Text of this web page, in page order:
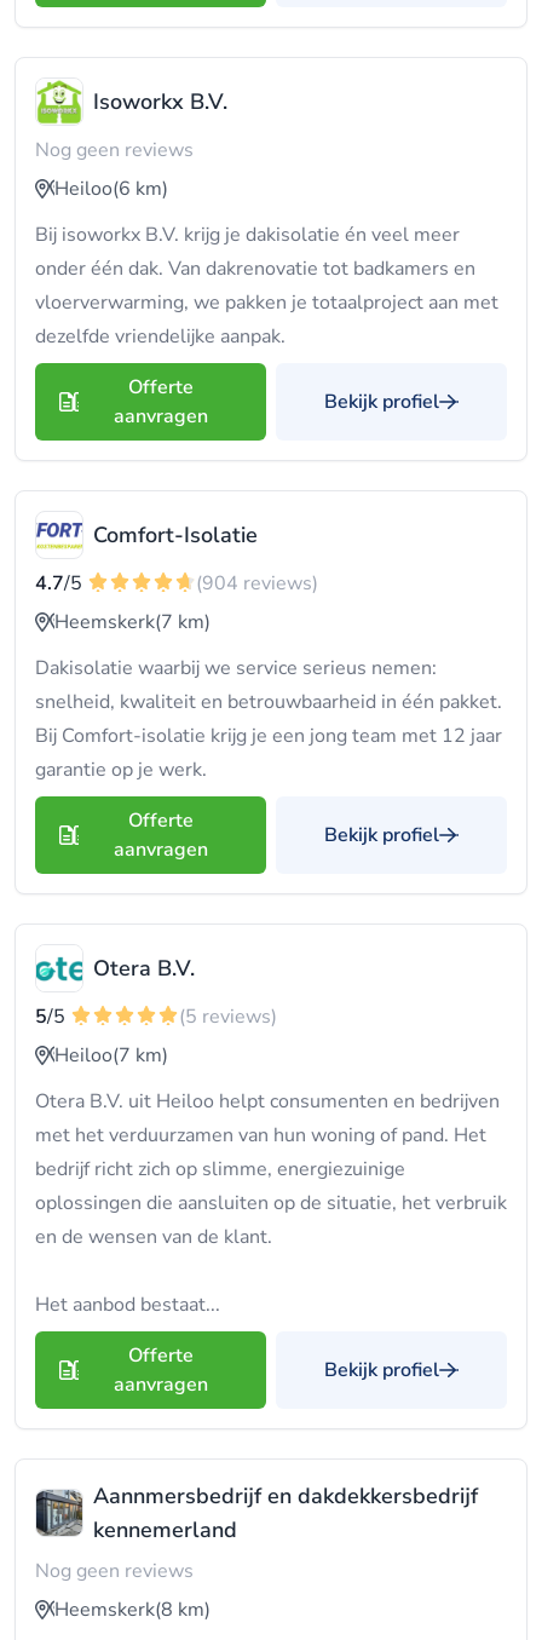
Isoworkx B.V.
Nog geen reviews
Heiloo(6 km)
Bij isoworkx B.V. krijg je dakisolatie én veel meer
onder één dak. Van dakrenovatie tot badkamers en
vloerverwarming, we pakken je totaalproject aan met
dezelfde vriendelijke aanpak.
Offerte
aanvragen
Bekijk profiel
Comfort-Isolatie
4.7/5
(904 reviews)
Heemskerk(7 km)
Dakisolatie waarbij we service serieus nemen:
snelheid, kwaliteit en betrouwbaarheid in één pakket.
Bij Comfort-isolatie krijg je een jong team met 12 jaar
garantie op je werk.
Offerte
aanvragen
Bekijk profiel
Otera B.V.
5/5
(5 reviews)
Heiloo(7 km)
Otera B.V. uit Heiloo helpt consumenten en bedrijven
met het verduurzamen van hun woning of pand. Het
bedrijf richt zich op slimme, energiezuinige
oplossingen die aansluiten op de situatie, het verbruik
en de wensen van de klant.
Het aanbod bestaat...
Offerte
aanvragen
Bekijk profiel
Aannmersbedrijf en dakdekkersbedrijf
kennemerland
Nog geen reviews
Heemskerk(8 km)